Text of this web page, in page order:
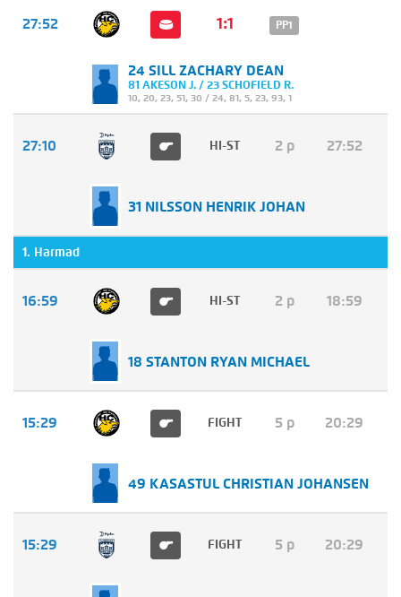
27:52 1:1 PP1
24 SILL ZACHARY DEAN
81 AKESON J. / 23 SCHOFIELD R.
10, 20, 23, 51, 30 / 24, 81, 5, 23, 93, 1
27:10 HI-ST 2 p 27:52
31 NILSSON HENRIK JOHAN
1. Harmad
16:59 HI-ST 2 p 18:59
18 STANTON RYAN MICHAEL
15:29 FIGHT 5 p 20:29
49 KASASTUL CHRISTIAN JOHANSEN
15:29 FIGHT 5 p 20:29